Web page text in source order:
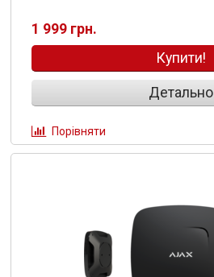
1 999 грн.
Купити!
Детально
Порівняти